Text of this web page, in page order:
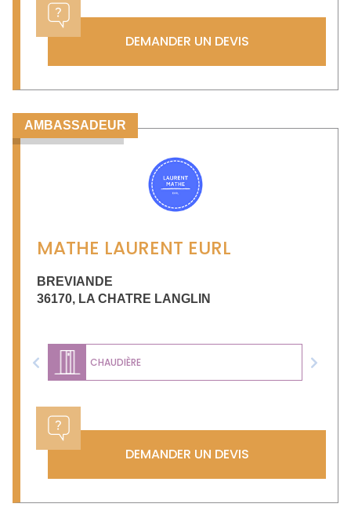
DEMANDER UN DEVIS
AMBASSADEUR
MATHE LAURENT EURL
BREVIANDE
36170, LA CHATRE LANGLIN
CHAUDIÈRE
Previous Next
DEMANDER UN DEVIS